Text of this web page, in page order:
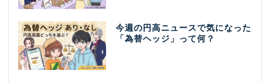
今週の円高ニュースで気になった
「為替ヘッジ」って何？